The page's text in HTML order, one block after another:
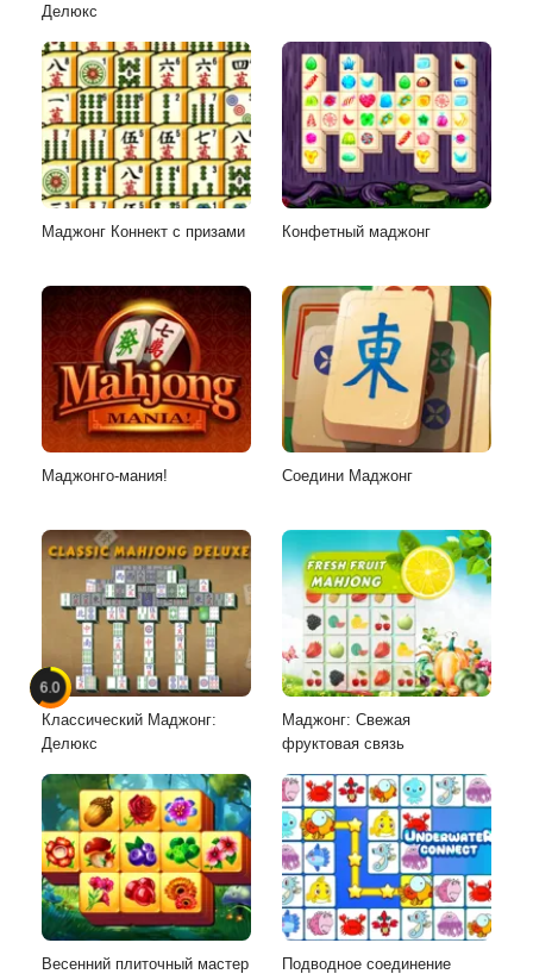
Делюкс
Маджонг Коннект с призами Конфетный маджонг
Маджонго-мания! Соедини Маджонг
6.0
Классический Маджонг:
Делюкс
Маджонг: Свежая
фруктовая связь
Весенний плиточный мастер Подводное соединение